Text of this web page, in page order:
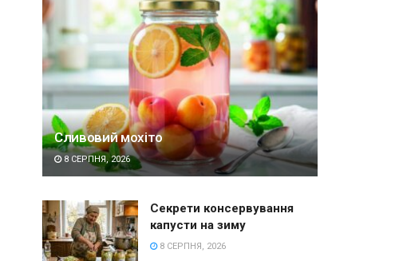
Сливовий мохіто
8 СЕРПНЯ, 2026
Секрети консервування
капусти на зиму
8 СЕРПНЯ, 2026